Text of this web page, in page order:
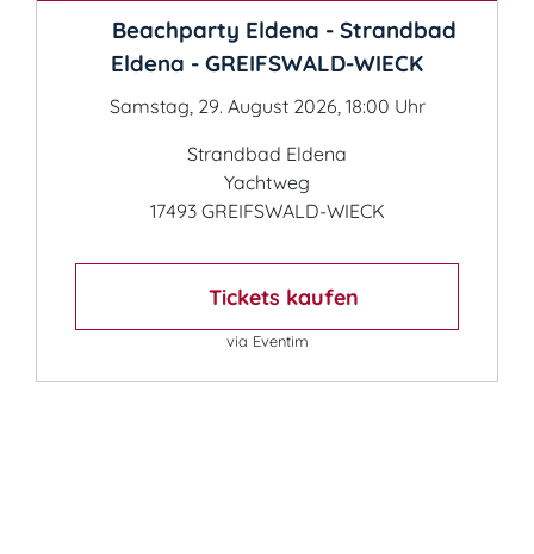
Beachparty Eldena - Strandbad
Eldena - GREIFSWALD-WIECK
Samstag, 29. August 2026, 18:00 Uhr
Strandbad Eldena
Yachtweg
17493 GREIFSWALD-WIECK
Tickets kaufen
via Eventim